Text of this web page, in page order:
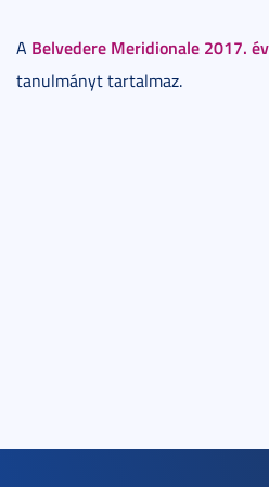
A Belvedere Meridionale 2017.
tanulmányt tartalmaz.